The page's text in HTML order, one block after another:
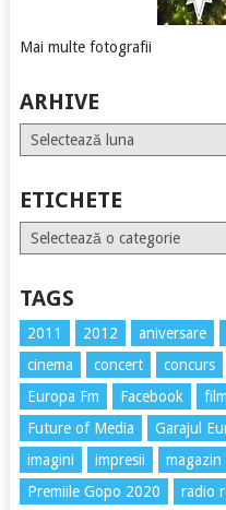
Mai multe fotografii
ARHIVE
Arhive
ETICHETE
Etichete
TAGS
2011 2012 aniversare
cinema
concert concurs
Europa Fm
Facebook film
Future of Media
Garajul
imagini
impresii magazin
Premiile Gopo 2020
radio